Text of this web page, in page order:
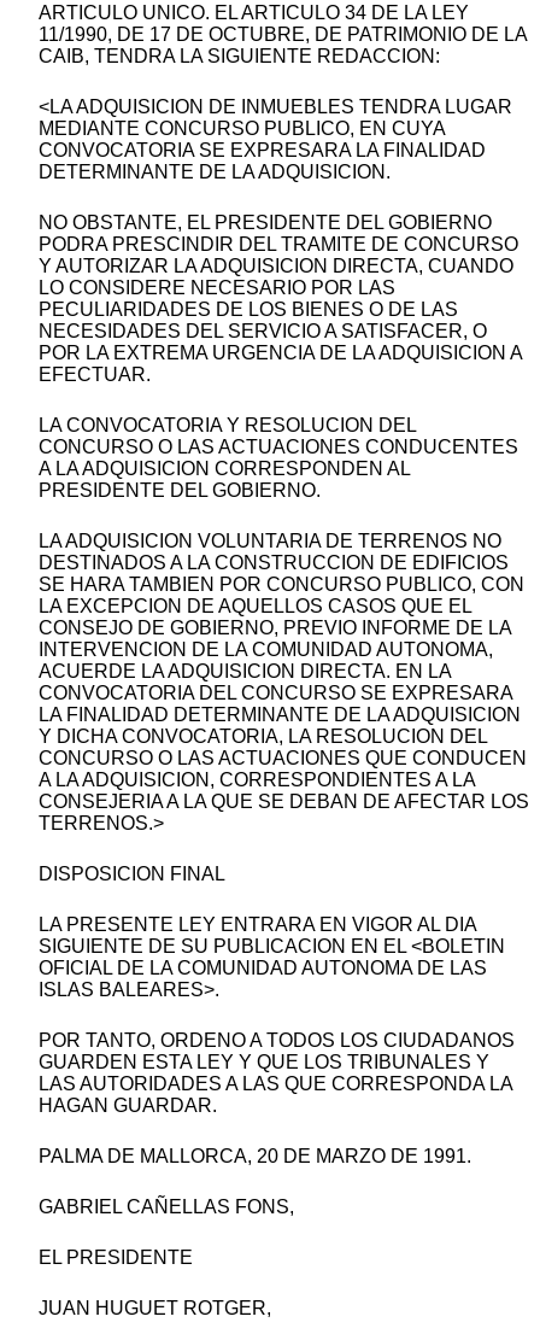
ARTICULO UNICO. EL ARTICULO 34 DE LA LEY
11/1990, DE 17 DE OCTUBRE, DE PATRIMONIO DE LA
CAIB, TENDRA LA SIGUIENTE REDACCION:
<LA ADQUISICION DE INMUEBLES TENDRA LUGAR
MEDIANTE CONCURSO PUBLICO, EN CUYA
CONVOCATORIA SE EXPRESARA LA FINALIDAD
DETERMINANTE DE LA ADQUISICION.
NO OBSTANTE, EL PRESIDENTE DEL GOBIERNO
PODRA PRESCINDIR DEL TRAMITE DE CONCURSO
Y AUTORIZAR LA ADQUISICION DIRECTA, CUANDO
LO CONSIDERE NECESARIO POR LAS
PECULIARIDADES DE LOS BIENES O DE LAS
NECESIDADES DEL SERVICIO A SATISFACER, O
POR LA EXTREMA URGENCIA DE LA ADQUISICION A
EFECTUAR.
LA CONVOCATORIA Y RESOLUCION DEL
CONCURSO O LAS ACTUACIONES CONDUCENTES
A LA ADQUISICION CORRESPONDEN AL
PRESIDENTE DEL GOBIERNO.
LA ADQUISICION VOLUNTARIA DE TERRENOS NO
DESTINADOS A LA CONSTRUCCION DE EDIFICIOS
SE HARA TAMBIEN POR CONCURSO PUBLICO, CON
LA EXCEPCION DE AQUELLOS CASOS QUE EL
CONSEJO DE GOBIERNO, PREVIO INFORME DE LA
INTERVENCION DE LA COMUNIDAD AUTONOMA,
ACUERDE LA ADQUISICION DIRECTA. EN LA
CONVOCATORIA DEL CONCURSO SE EXPRESARA
LA FINALIDAD DETERMINANTE DE LA ADQUISICION
Y DICHA CONVOCATORIA, LA RESOLUCION DEL
CONCURSO O LAS ACTUACIONES QUE CONDUCEN
A LA ADQUISICION, CORRESPONDIENTES A LA
CONSEJERIA A LA QUE SE DEBAN DE AFECTAR LOS
TERRENOS.>
DISPOSICION FINAL
LA PRESENTE LEY ENTRARA EN VIGOR AL DIA
SIGUIENTE DE SU PUBLICACION EN EL <BOLETIN
OFICIAL DE LA COMUNIDAD AUTONOMA DE LAS
ISLAS BALEARES>.
POR TANTO, ORDENO A TODOS LOS CIUDADANOS
GUARDEN ESTA LEY Y QUE LOS TRIBUNALES Y
LAS AUTORIDADES A LAS QUE CORRESPONDA LA
HAGAN GUARDAR.
PALMA DE MALLORCA, 20 DE MARZO DE 1991.
GABRIEL CAÑELLAS FONS,
EL PRESIDENTE
JUAN HUGUET ROTGER,